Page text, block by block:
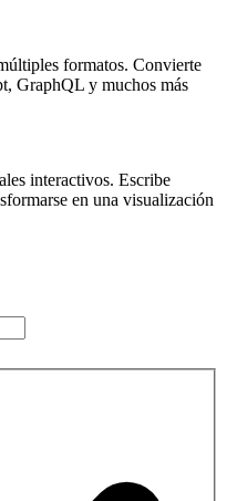
formatos. Convierte
GraphQL y muchos más
interactivos. Escribe
en una visualización